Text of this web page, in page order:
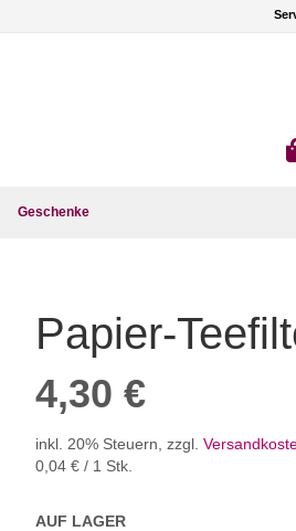
Geschenke
Bildergalerie
springen
Papier-
4,30 €
inkl. 20% Steuern zzgl.
0,04 € / 1 Stk.
AUF LAGER